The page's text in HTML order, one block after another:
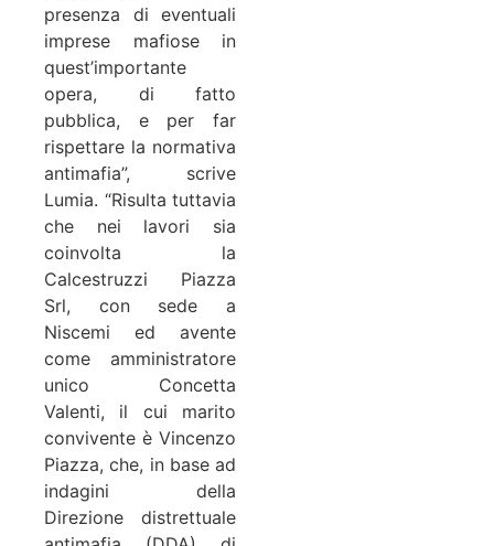
presenza di eventuali
imprese mafiose in
quest’importante
opera, di fatto
pubblica, e per far
rispettare la normativa
antimafia”, scrive
Lumia. “Risulta tuttavia
che nei lavori sia
coinvolta la
Calcestruzzi Piazza
Srl, con sede a
Niscemi ed avente
come amministratore
unico Concetta
Valenti, il cui marito
convivente è Vincenzo
Piazza, che, in base ad
indagini della
Direzione distrettuale